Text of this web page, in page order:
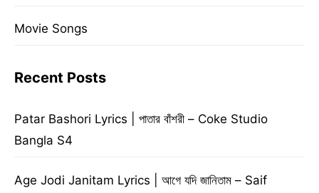
Movie Songs
Recent Posts
Patar Bashori Lyrics | পাতার বাঁশরী – Coke Studio
Bangla S4
Age Jodi Janitam Lyrics | আগে যদি জানিতাম – Saif